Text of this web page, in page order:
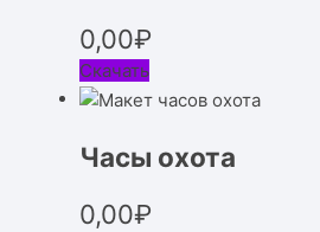
0,00₽
Скачать
Часы охота
0,00₽